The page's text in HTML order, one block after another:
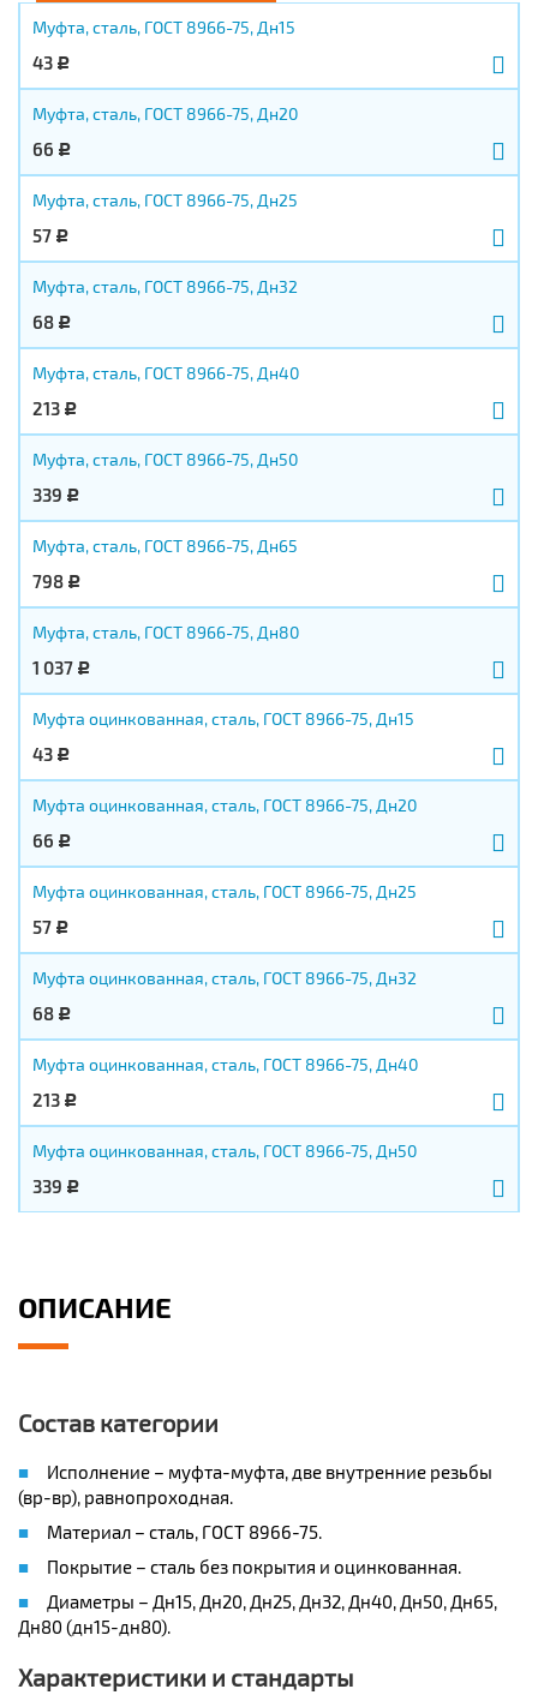
Муфта, сталь, ГОСТ 8966-75, Дн15
43 Р
Муфта, сталь, ГОСТ 8966-75, Дн20
66 Р
Муфта, сталь, ГОСТ 8966-75, Дн25
57 Р
Муфта, сталь, ГОСТ 8966-75, Дн32
68 Р
Муфта, сталь, ГОСТ 8966-75, Дн40
213 Р
Муфта, сталь, ГОСТ 8966-75, Дн50
339 Р
Муфта, сталь, ГОСТ 8966-75, Дн65
798 Р
Муфта, сталь, ГОСТ 8966-75, Дн80
1 037 Р
Муфта оцинкованная, сталь, ГОСТ 8966-75, Дн15
43 Р
Муфта оцинкованная, сталь, ГОСТ 8966-75, Дн20
66 Р
Муфта оцинкованная, сталь, ГОСТ 8966-75, Дн25
57 Р
Муфта оцинкованная, сталь, ГОСТ 8966-75, Дн32
68 Р
Муфта оцинкованная, сталь, ГОСТ 8966-75, Дн40
213 Р
Муфта оцинкованная, сталь, ГОСТ 8966-75, Дн50
339 Р
ОПИСАНИЕ
Состав категории
Исполнение – муфта-муфта, две внутренние резьбы
(вр-вр), равнопроходная.
Материал – сталь, ГОСТ 8966-75.
Покрытие – сталь без покрытия и оцинкованная.
Диаметры – Дн15, Дн20, Дн25, Дн32, Дн40, Дн50, Дн65,
Дн80 (дн15-дн80).
Характеристики и стандарты